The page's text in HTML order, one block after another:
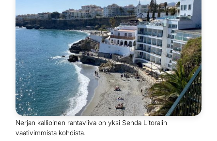
Nerjan kallioinen rantaviiva on yksi Senda Litoralin
vaativimmista kohdista.